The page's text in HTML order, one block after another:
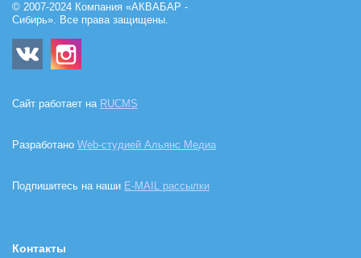
© 2007-2024 Компания «АКВАБАР -
Сибирь». Все права защищены.
Сайт работает на RUCMS
Разработано Web-студией Альянс Медиа
Подпишитесь на наши E-MAIL рассылки
Контакты